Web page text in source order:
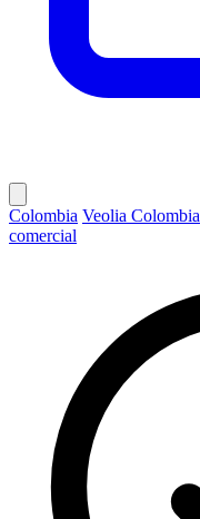
Colombia Veolia Colombia
comercial